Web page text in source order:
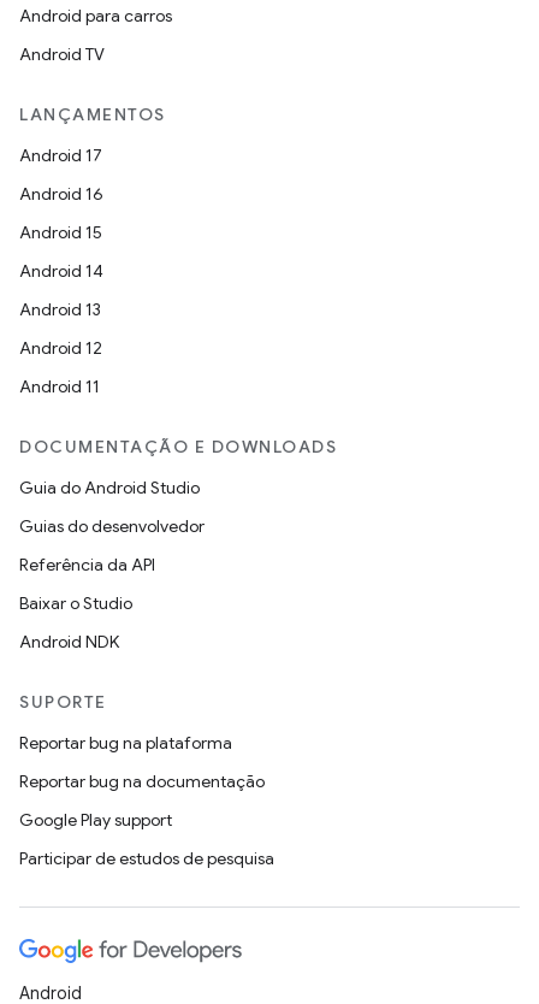
Android para carros
Android TV
LANÇAMENTOS
Android 17
Android 16
Android 15
Android 14
Android 13
Android 12
Android 11
DOCUMENTAÇÃO E DOWNLOADS
Guia do Android Studio
Guias do desenvolvedor
Referência da API
Baixar o Studio
Android NDK
SUPORTE
Reportar bug na plataforma
Reportar bug na documentação
Google Play support
Participar de estudos de pesquisa
Android